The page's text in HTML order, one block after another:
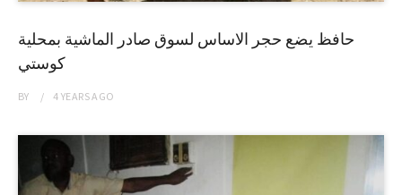
حافظ يضع حجر الاساس لسوق صادر الماشية بمحلية
كوستي
BY 4 YEARSAGO